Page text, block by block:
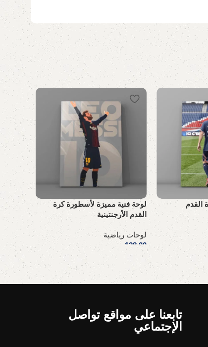
القدم
لوحة فنية مميزة لأسطورة كرة
القدم الأرجنتينية
لوحات رياضية
128,00 ر.س
إضافة إلى السلة
لوحة
لوحات
123,00
إضافة
تابعنا على مواقع تواصل
الإجتماعي